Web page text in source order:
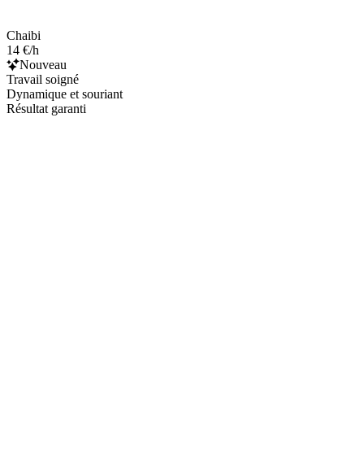
Chaibi
14 €/h
Nouveau
Travail soigné
Dynamique et souriant
Résultat garanti